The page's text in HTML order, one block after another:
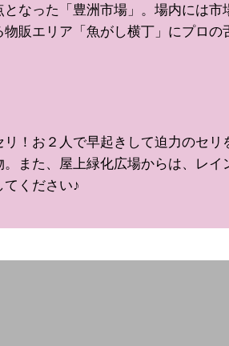
なった「豊洲市場」。場内には
販エリア「魚がし横丁」にプロ
！お２人で早起きして迫力のセ
また、屋上緑化広場からは、レ
ください♪